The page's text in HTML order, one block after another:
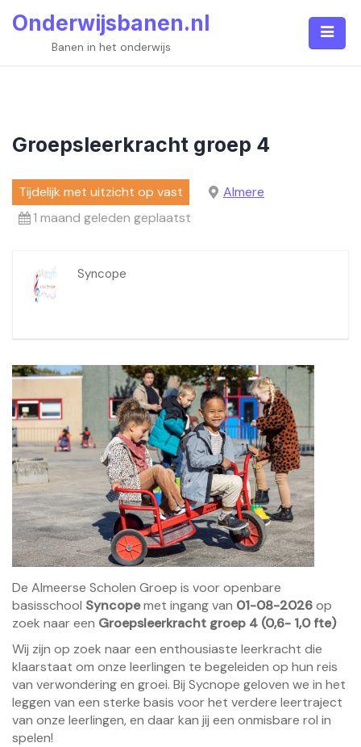
Onderwijsbanen.nl
Banen in het onderwijs
Groepsleerkracht groep 4
Tijdelijk met uitzicht op vast
Almere
1 maand geleden geplaatst
Syncope
De Almeerse Scholen Groep is voor openbare
basisschool Syncopemet ingang van 01-08-2026op
zoek naar een Groepsleerkracht groep 4 (0,6- 1,0 fte)
Wij zijn op zoek naar een enthousiaste leerkracht die
klaarstaat om onze leerlingen te begeleiden op hun reis
van verwondering en groei. Bij Sycnope geloven we in het
leggen van een sterke basis voor het verdere leertraject
van onze leerlingen, en daar kan jij een onmisbare rol in
spelen!